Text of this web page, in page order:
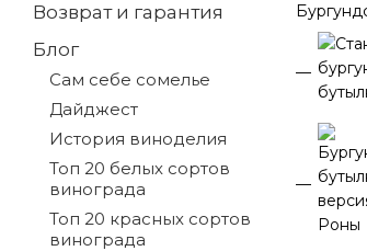
Возврат и гарантия
Блог
Сам себе сомелье
Дайджест
История виноделия
Топ 20 белых сортов
винограда
Топ 20 красных сортов
винограда